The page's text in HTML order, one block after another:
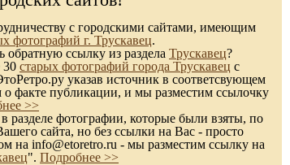
с городскими сайтами, имеющим
фотографий г. Трускавец.
обратную ссылку из раздела Трускавец?
30 старых фотографий города Трускавец с
указав источник в соответсвующем
факте публикации, и мы разместим ссылочку
>>
фотографии, которые были взяты, по
сайта, но без ссылки на Вас - просто
на info@etoretro.ru - мы разместим ссылку на
". Подробнее >>